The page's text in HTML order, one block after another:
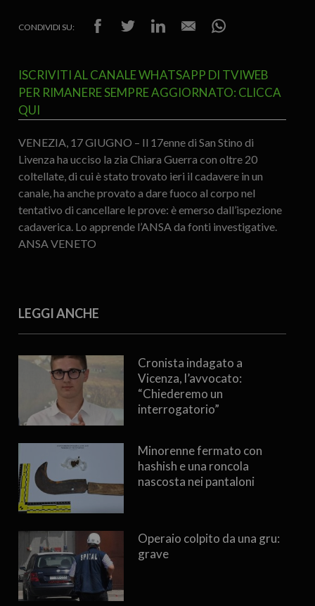
CONDIVIDI SU:
ISCRIVITI AL CANALE WHATSAPP DI TVIWEB
PER RIMANERE SEMPRE AGGIORNATO: CLICCA
QUI
VENEZIA, 17 GIUGNO – Il 17enne di San Stino di
Livenza ha ucciso la zia Chiara Guerra con oltre 20
coltellate, di cui è stato trovato ieri il cadavere in un
canale, ha anche provato a dare fuoco al corpo nel
tentativo di cancellare le prove: è emerso dall’ispezione
cadaverica. Lo apprende l’ANSA da fonti investigative.
ANSA VENETO
LEGGI ANCHE
Cronista indagato a
Vicenza, l’avvocato:
“Chiederemo un
interrogatorio”
Minorenne fermato con
hashish e una roncola
nascosta nei pantaloni
Operaio colpito da una gru:
grave